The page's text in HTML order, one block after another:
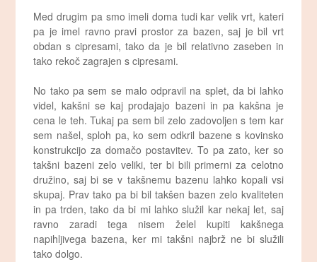
Med drugim pa smo imeli doma tudi kar velik vrt, kateri
pa je imel ravno pravi prostor za bazen, saj je bil vrt
obdan s cipresami, tako da je bil relativno zaseben in
tako rekoč zagrajen s cipresami.
No tako pa sem se malo odpravil na splet, da bi lahko
videl, kakšni se kaj prodajajo bazeni in pa kakšna je
cena le teh. Tukaj pa sem bil zelo zadovoljen s tem kar
sem našel, sploh pa, ko sem odkril bazene s kovinsko
konstrukcijo za domačo postavitev. To pa zato, ker so
takšni bazeni zelo veliki, ter bi bili primerni za celotno
družino, saj bi se v takšnemu bazenu lahko kopali vsi
skupaj. Prav tako pa bi bil takšen bazen zelo kvaliteten
in pa trden, tako da bi mi lahko služil kar nekaj let, saj
ravno zaradi tega nisem želel kupiti kakšnega
napihljivega bazena, ker mi takšni najbrž ne bi služili
tako dolgo.